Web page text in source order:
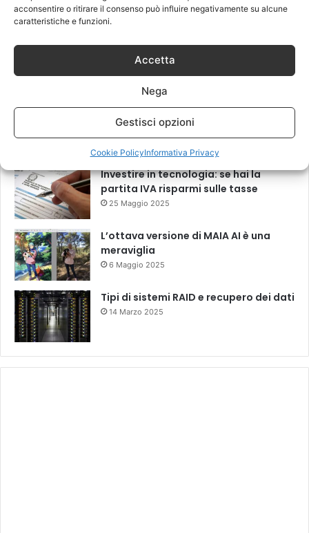
acconsentire o ritirare il consenso può influire negativamente su alcune
caratteristiche e funzioni.
Accetta
Nega
Gestisci opzioni
Cookie PolicyInformativa Privacy
qualità
Privacy Digitale: Come difendersi da
Spyware e Microspie di Nuova
13 Marzo 2026
Il “New Old” Drop di Shaiya mostra
come gli MMO storici restano rilevanti
grazie al LiveOps
18 Febbraio 2026
Investire in tecnologia: se hai la
partita IVA risparmi sulle tasse
25 Maggio 2025
L’ottava versione di MAIA AI è una
meraviglia
6 Maggio 2025
Tipi di sistemi RAID e recupero dei dati
14 Marzo 2025